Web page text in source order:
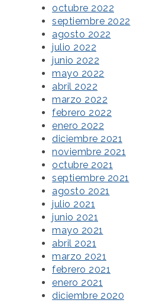
octubre 2022
septiembre 2022
agosto 2022
julio 2022
junio 2022
mayo 2022
abril 2022
marzo 2022
febrero 2022
enero 2022
diciembre 2021
noviembre 2021
octubre 2021
septiembre 2021
agosto 2021
julio 2021
junio 2021
mayo 2021
abril 2021
marzo 2021
febrero 2021
enero 2021
diciembre 2020